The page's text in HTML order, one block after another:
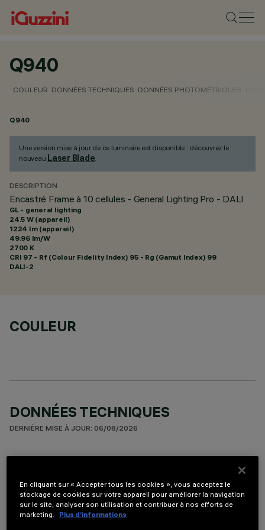
Q940
COULEUR DONNÉES TECHNIQUES DONNÉES PHOTOMÉTRIQUES
Q940
Une version mise à jour de ce luminaire est disponible : découvrez le
nouveau Laser Blade.
DESCRIPTION
Encastré Frame à 10 cellules - General Lighting Pro - DALI
GL - general lighting
24.5 W (appareil)
1224 lm (appareil)
49.96 lm/W
2700 K
CRI 97 - Rf (Colour Fidelity Index) 95 - Rg (Gamut Index) 99
DALI-2
COULEUR
DONNÉES TECHNIQUES
DERNIÈRE MISE À JOUR: 06/08/2026
Appareil encastrable rectangulaire à 10 éléments optiques
pour sources LED - optiques fixes avec réflecteurs Opti-
Beam à haute définition en matière thermoplastique
métallisée, intégrés en position renfoncée à l'écran anti-
En cliquant sur « Accepter tous les cookies », vous acceptez le
stockage de cookies sur votre appareil pour améliorer la navigation
sur le site, analyser son utilisation et contribuer à nos efforts de
marketing.
Plus d’informations